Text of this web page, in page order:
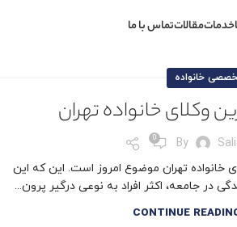
خدماتمقالاتتماس با ما
خانواده
وکلای خانواده تهران
By
0
خانواده تهران موضوع امروز است. این که این
در جامعه، اکثر افراد به نوعی درگیر پرون...
CONTINUE